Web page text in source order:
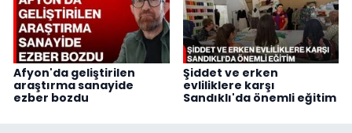
Afyon'da geliştirilen
araştırma sanayide
ezber bozdu
Şiddet ve erken
evliliklere karşı
Sandıklı'da önemli eğitim